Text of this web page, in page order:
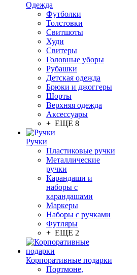
Одежда
Футболки
Толстовки
Свитшоты
Худи
Свитеры
Головные уборы
Рубашки
Детская одежда
Брюки и джоггеры
Шорты
Верхняя одежда
Аксессуары
+ ЕЩЕ 8
Ручки
Пластиковые ручки
Металлические
ручки
Карандаши и
наборы с
карандашами
Маркеры
Наборы с ручками
Футляры
+ ЕЩЕ 2
Корпоративные подарки
Портмоне,